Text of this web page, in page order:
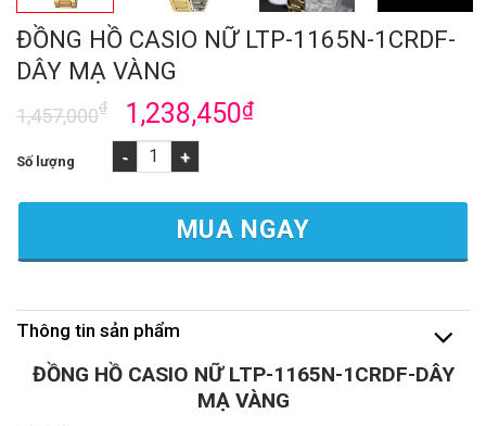
ĐỒNG HỒ CASIO NỮ LTP-1165N-1CRDF-
DÂY MẠ VÀNG
1,457,000₫ 1,238,450₫
ĐỒNG HỒ CASIO NỮ LTP-1165N-1CRDF-DÂY MẠ VÀNG số lượng
MUA NGAY
Thông tin sản phẩm
ĐỒNG HỒ CASIO NỮ LTP-1165N-1CRDF-DÂY
MẠ VÀNG